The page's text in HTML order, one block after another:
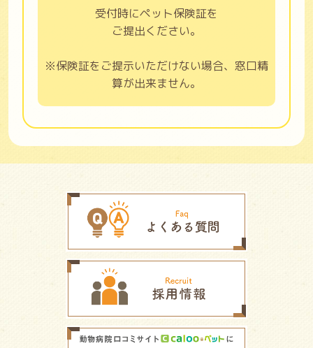
受付時にペット保険証を
ご提出ください。
※保険証をご提示いただけない場合、窓口精
算が出来ません。